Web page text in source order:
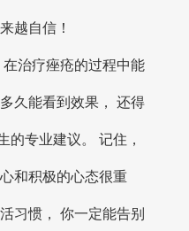
越自信！
治疗痤疮的过程中能
久能看到效果， 还得
的专业建议。 记住，
和积极的心态很重
习惯， 你一定能告别